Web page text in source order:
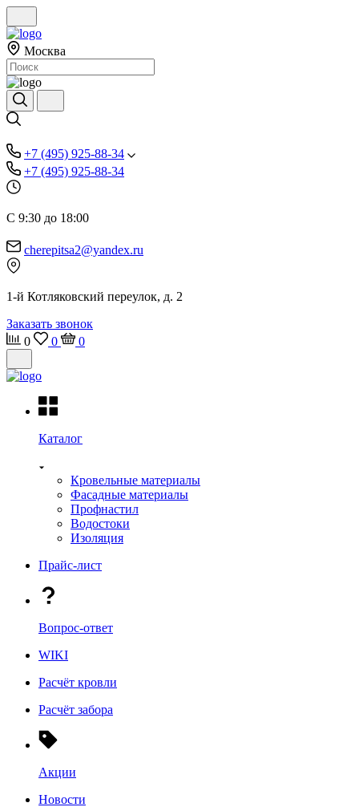
Москва
+7 (495) 925-88-34
+7 (495) 925-88-34
С 9:30 до 18:00
cherepitsa2@yandex.ru
1-й Котляковский переулок, д. 2
Заказать звонок
0
0 0
Каталог
Кровельные материалы
Фасадные материалы
Профнастил
Водостоки
Изоляция
Прайс-лист
Вопрос-ответ
WIKI
Расчёт кровли
Расчёт забора
Акции
Новости